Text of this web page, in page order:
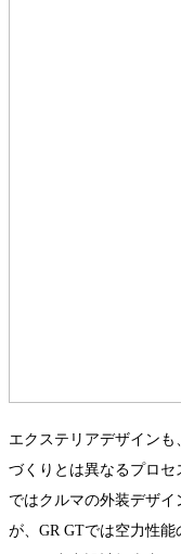
エクステリアデザイン
づくりとは異なるプロ
ではクルマの外装デザイ
が、GR GTでは空力性